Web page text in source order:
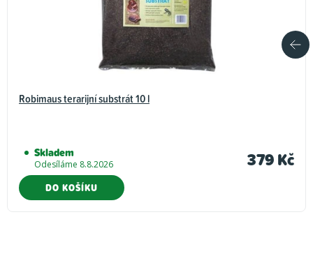
Robimaus terarijní substrát 10 l
Skladem
Odesíláme 8.8.2026 379 Kč
DO KOŠÍKU